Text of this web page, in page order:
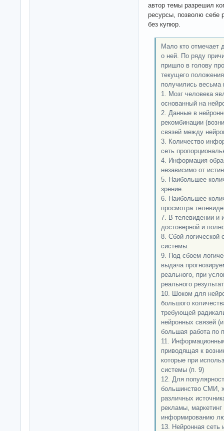
автор темы разрешил
ресурсы, позволю себе
без купюр.
Мало кто отмечает
о ней. По ряду
пришло в голову
текущего
получились весьма
1. Мозг человека
основанный на
2. Данные в
рекомбинации
связей между
3. Количество
сеть
4. Информация
независимо от
5. Наибольшее
зрение.
6. Наибольшее
просмотра
7. В телевидении и
достоверной и
8. Сбой логической
системы.
9. Под сбоем
выдача
реального, при
реального
10. Шоком для
большого
требующей
нейронных связей
большая работа по
11.
приводящая к
которые при
системы (п. 9)
12. Для
большинство СМИ,
различных
рекламы,
информированию
13. Нейронная сеть